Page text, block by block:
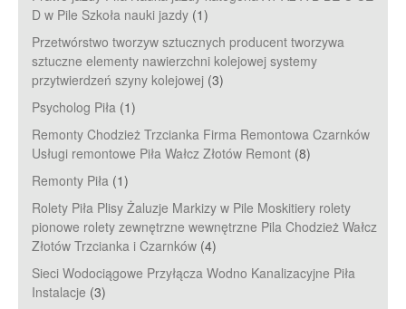
D‎ w Pile Szkoła nauki jazdy (1)
Przetwórstwo tworzyw sztucznych producent tworzywa
sztuczne elementy nawierzchni kolejowej systemy
przytwierdzeń szyny kolejowej (3)
Psycholog Piła (1)
Remonty Chodzież Trzcianka Firma Remontowa Czarnków
Usługi remontowe Piła Wałcz Złotów Remont (8)
Remonty Piła (1)
Rolety Piła Plisy Żaluzje Markizy w Pile Moskitiery rolety
pionowe rolety zewnętrzne wewnętrzne Pila Chodzież Wałcz
Złotów Trzcianka i Czarnków (4)
Sieci Wodociągowe Przyłącza Wodno Kanalizacyjne Piła
Instalacje (3)